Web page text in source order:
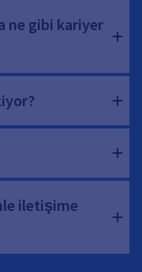
ne gibi kariyer
iletişime